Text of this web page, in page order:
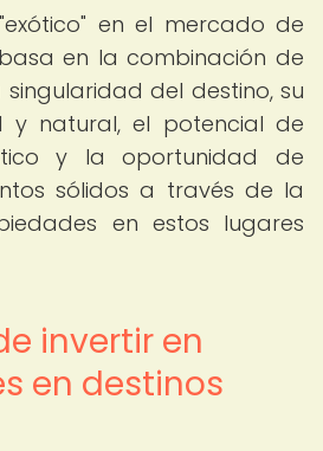
en el mercado de
en la combinación de
del destino, su
y natural, el potencial de
y la oportunidad de
sólidos a través de la
en estos lugares
invertir en
en destinos